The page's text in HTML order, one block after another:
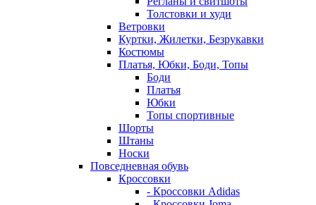
Толстовки и худи
Ветровки
Куртки, Жилетки, Безрукавки
Костюмы
Платья, Юбки, Боди, Топы
Боди
Платья
Юбки
Топы спортивные
Шорты
Штаны
Носки
Повседневная обувь
Кроссовки
- Кроссовки Adidas